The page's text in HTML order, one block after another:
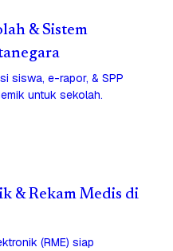
& Sistem
siswa, e-rapor, & SPP
untuk sekolah.
& Rekam Medis di
(RME) siap